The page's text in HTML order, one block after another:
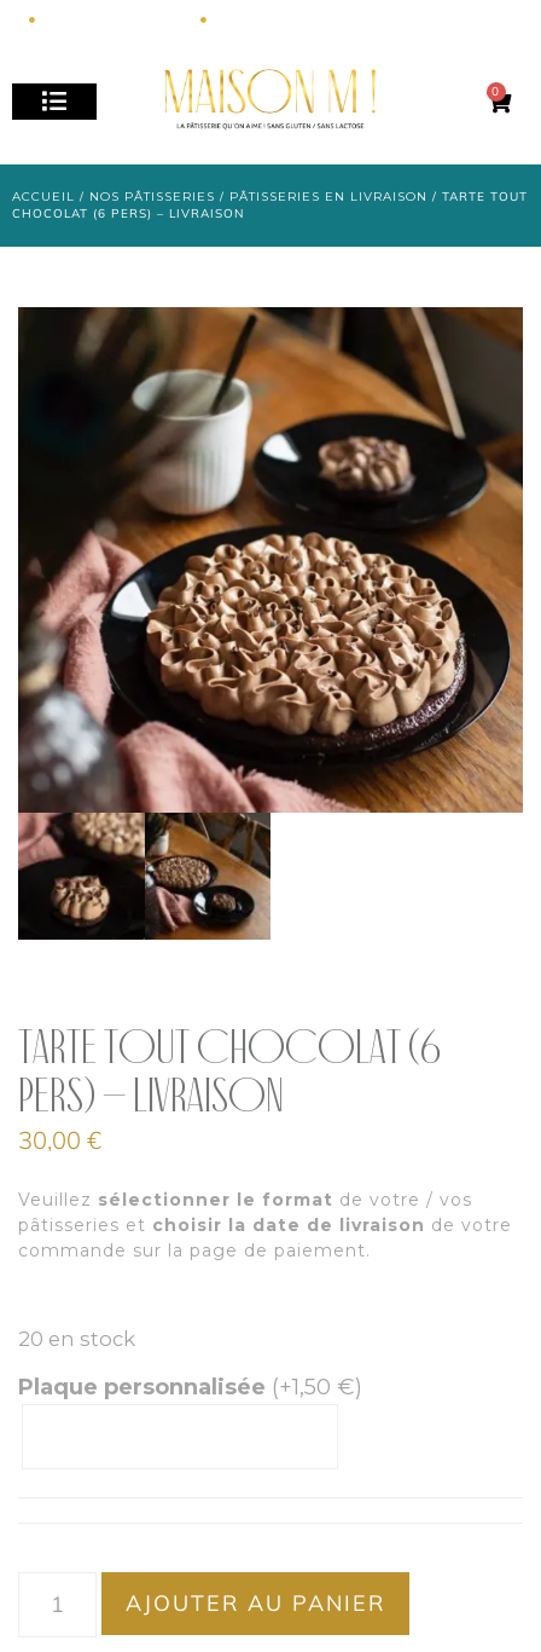
0
ACCUEIL / NOS PÂTISSERIES / PÂTISSERIES EN LIVRAISON / TARTE TOUT
CHOCOLAT (6 PERS) – LIVRAISON
Tarte Tout Chocolat (6
pers) – Livraison
30,00 €
Veuillez sélectionner le format de votre / vos
pâtisseries et choisir la date de livraison de votre
commande sur la page de paiement.
20 en stock
Plaque personnalisée (+1,50 €)
AJOUTER AU PANIER